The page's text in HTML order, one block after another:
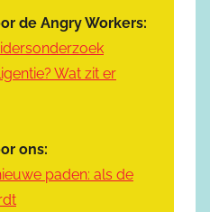
de Angry Workers:
Wat zit er
ons:
paden: als de